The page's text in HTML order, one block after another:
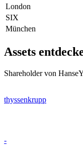
London
SIX
München
Assets
Shareholder von
thyssenkrupp
-